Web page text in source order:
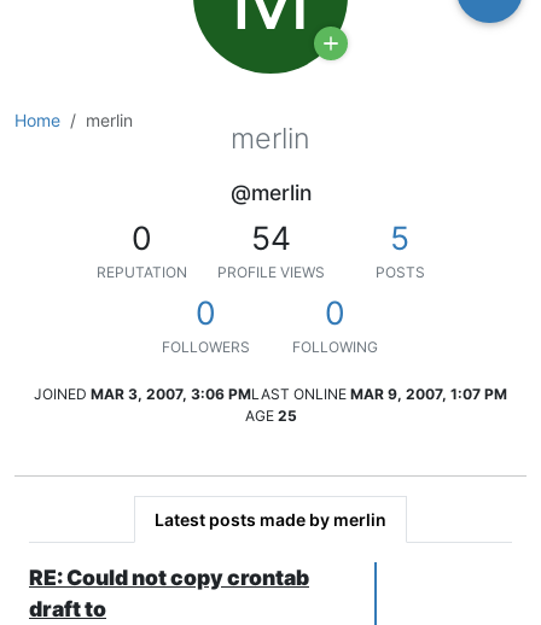
Home merlin
merlin
@merlin
0
REPUTATION
54
PROFILE VIEWS
5
POSTS
0
FOLLOWERS
0
FOLLOWING
JOINED MAR 3, 2007, 3:06 PMLAST ONLINE MAR 9, 2007, 1:07 PM
AGE 25
Latest posts made by merlin
RE: Could not copy crontab
draft to